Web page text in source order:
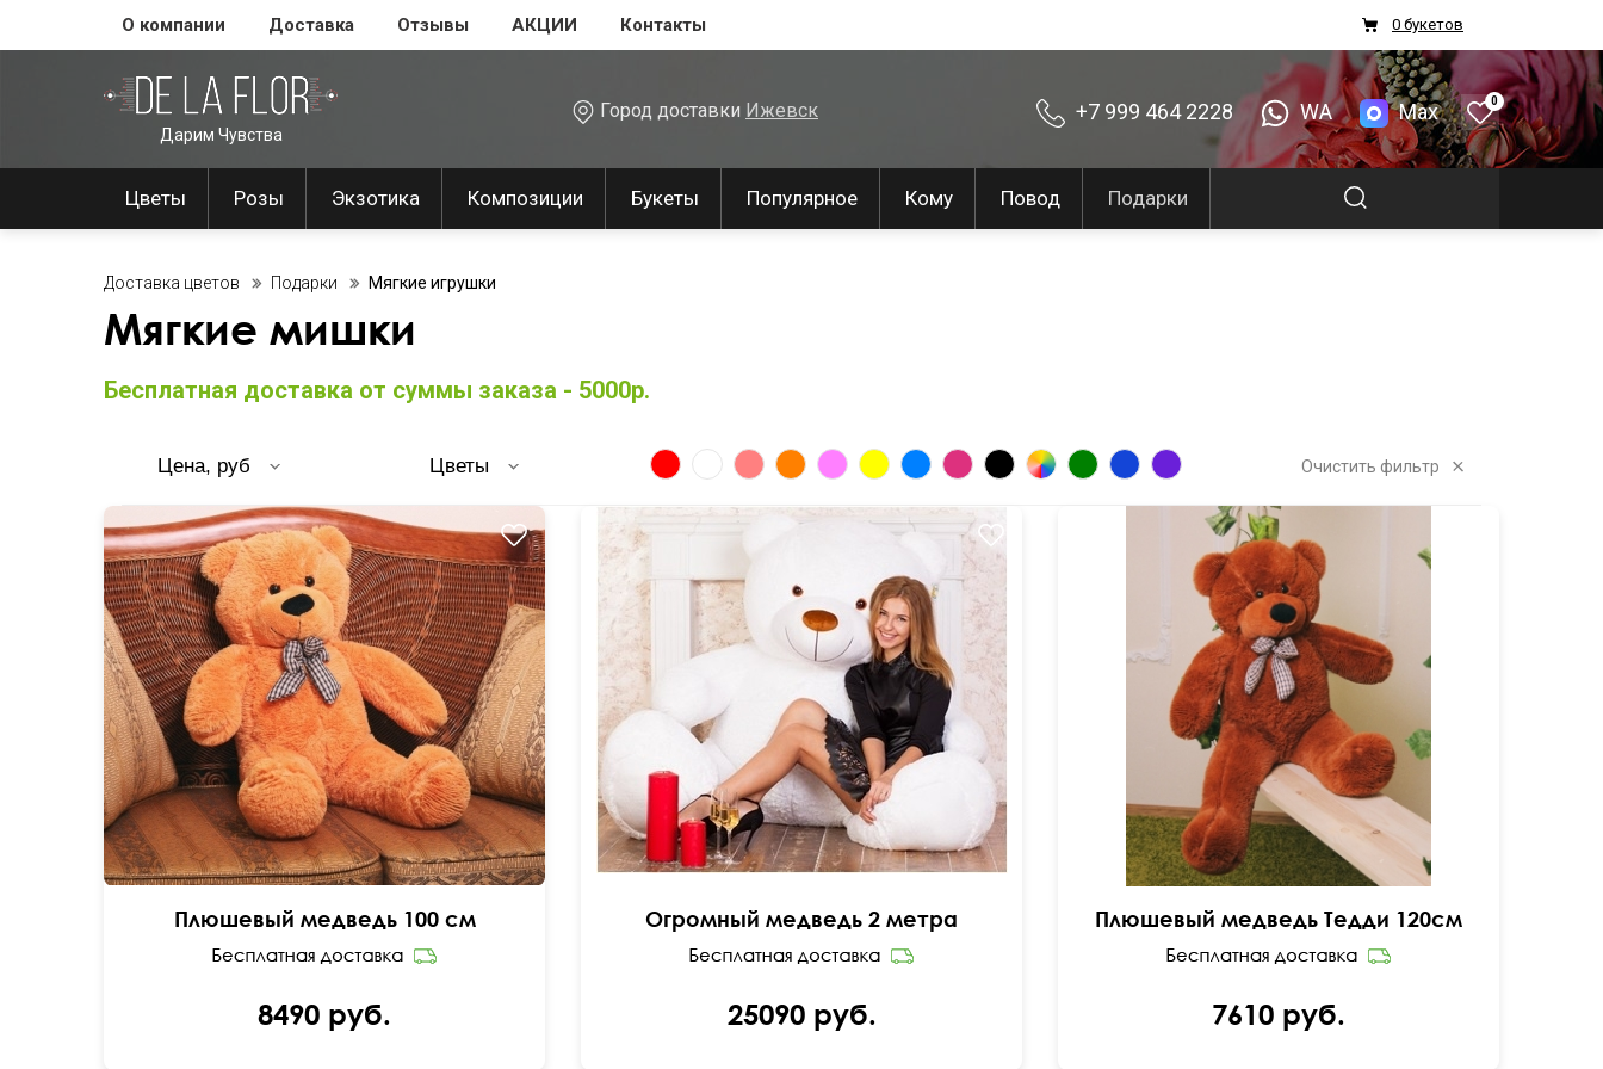
О компании Доставка Отзывы АКЦИИ Контакты 0 букетов
Дарим Чувства
Город доставки Ижевск +7 999 464 2228 WA Max 0
Цветы Розы Экзотика Композиции Букеты Популярное Кому Повод Подарки
Доставка цветов Подарки Мягкие игрушки
Мягкие мишки
Бесплатная доставка от суммы заказа - 5000р.
Цена, руб Цветы Очистить фильтр
Мягкий мишка высотой 1 метр.
Плюшевый медведь 100 см
8490 руб.
Огромный медведь 2 метра
25090 руб.
Плюшевый медведь Тедди 120см
7610 руб.